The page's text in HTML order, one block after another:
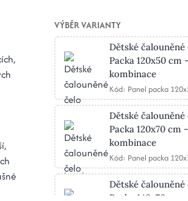
VÝBĚR VARIANTY
Dětské čalouněné
Packa 120x50 cm
kombinace
Kód: Panel packa
Dětské čalouněné
Packa 120x70 cm
kombinace
Kód: Panel packa
Dětské čalouněné
Packa 140x70 cm